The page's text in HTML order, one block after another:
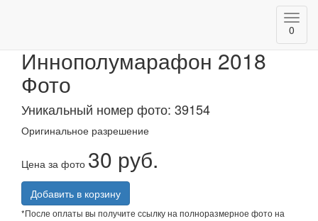
0
Иннополумарафон 2018
Фото
Уникальный номер фото: 39154
Оригинальное разрешение
Цена за фото 30 руб.
Добавить в корзину
*После оплаты вы получите ссылку на полноразмерное фото на